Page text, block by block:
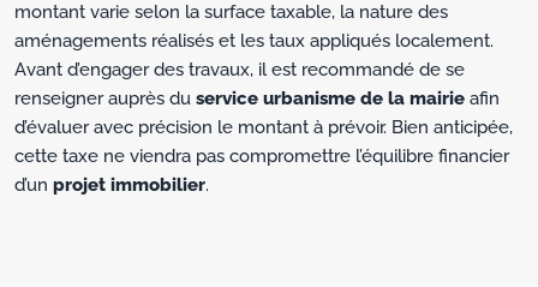
montant varie selon la surface taxable, la nature des
aménagements réalisés et les taux appliqués localement.
Avant d’engager des travaux, il est recommandé de se
renseigner auprès du service urbanisme de la mairie afin
d’évaluer avec précision le montant à prévoir. Bien anticipée,
cette taxe ne viendra pas compromettre l’équilibre financier
d’un projet immobilier.